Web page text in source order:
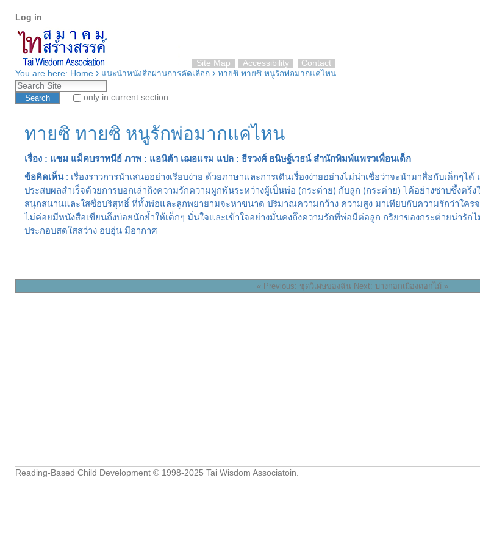
content.
Skip
to
navigation
Site Map Accessibility Contact
tools
Log in
You are here: Home › แนะนำหนังสือผ่านการคัดเลือก › ทายซิ ทายซิ หนูรักพ่อมากแค่ไหน
Search Site
only in current section
ทายซิ ทายซิ หนูรักพ่อมากแค่ไหน
เรื่อง : แซม แม็คบราทนีย์ ภาพ : แอนิต้า เฌอแรม แปล : ธีรวงศ์ ธนิษฐ์เวธน์ สำนักพิมพ์แพรวเพื่อนเด็ก
ข้อคิดเห็น: เรื่องราวการนำเสนออย่างเรียบง่าย ด้วยภาษาและการเดินเรื่องง่ายอย่างไม่น่าเชื่อว่าจะนำมาสื่อกับเด็กๆไ
ประสบผลสำเร็จด้วยการบอกเล่าถึงความรักความผูกพันระหว่างผู้เป็นพ่อ (กระต่าย) กับลูก (กระต่าย) ได้อย่างซาบซึ้งตรึ
สนุกสนานและใสซื่อบริสุทธิ์ ที่ทั้งพ่อและลูกพยายามจะหาขนาด ปริมาณความกว้าง ความสูง มาเทียบกับความรักว่าใค
ไม่ค่อยมีหนังสือเขียนถึงบ่อยนักย้ำให้เด็กๆ มั่นใจและเข้าใจอย่างมั่นคงถึงความรักที่พ่อมีต่อลูก กริยาของกระต่ายน่ารักไ
ประกอบสดใสสว่าง อบอุ่น มีอากาศ
« Previous: ชุดวิเศษของฉัน Next: บางกอกเมืองดอกไม้ »
Reading-Based Child Development © 1998-2025 Tai Wisdom Associatoin